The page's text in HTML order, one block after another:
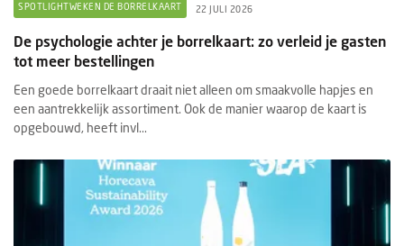
SPOTLIGHTWEKEN DE BORRELKAART 22 JULI 2026
De psychologie achter je borrelkaart: zo verleid je gasten
tot meer bestellingen
Een goede borrelkaart draait niet alleen om smaakvolle hapjes en
een aantrekkelijk assortiment. Ook de manier waarop de kaart is
opgebouwd, heeft invl...